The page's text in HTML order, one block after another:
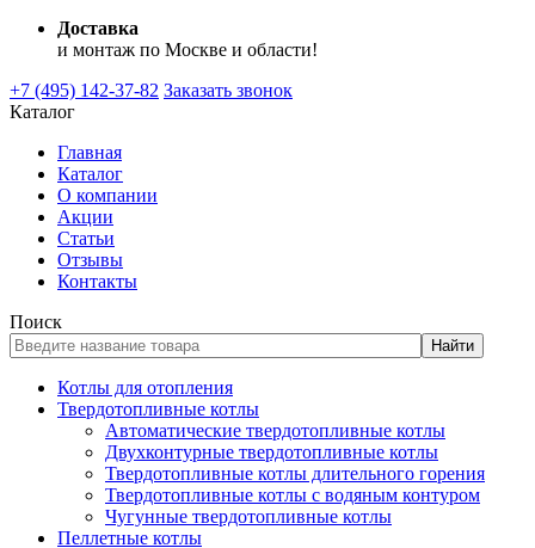
Доставка
и монтаж по Москве и области!
+7 (495) 142-37-82 Заказать звонок
Каталог
Главная
Каталог
О компании
Акции
Статьи
Отзывы
Контакты
Поиск
Найти
Котлы для отопления
Твердотопливные котлы
Автоматические твердотопливные котлы
Двухконтурные твердотопливные котлы
Твердотопливные котлы длительного горения
Твердотопливные котлы с водяным контуром
Чугунные твердотопливные котлы
Пеллетные котлы